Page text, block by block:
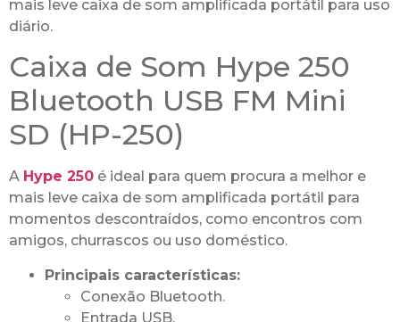
mais leve caixa de som amplificada portátil para uso
diário.
Caixa de Som Hype 250
Bluetooth USB FM Mini
SD (HP-250)
A Hype 250 é ideal para quem procura a melhor e
mais leve caixa de som amplificada portátil para
momentos descontraídos, como encontros com
amigos, churrascos ou uso doméstico.
Principais características:
Conexão Bluetooth.
Entrada USB.